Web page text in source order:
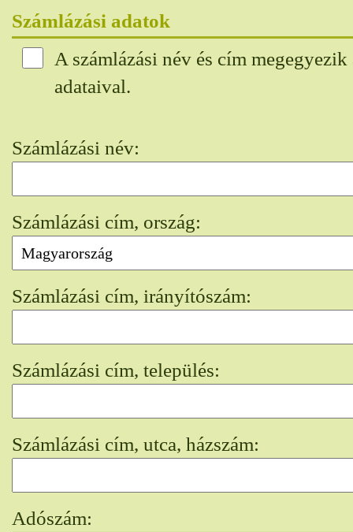
Számlázási adatok
A számlázási név és cím
adataival.
Számlázási név:
Számlázási cím, ország:
Számlázási cím, irányítószám:
Számlázási cím, település:
Számlázási cím, utca, házszám:
Adószám: